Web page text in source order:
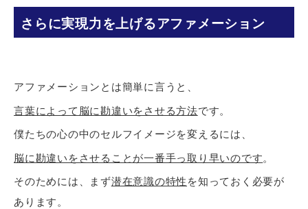
さらに実現力を上げるアファメーション
アファメーションとは簡単に言うと、
言葉によって脳に勘違いをさせる方法です。
僕たちの心の中のセルフイメージを変えるには、
脳に勘違いをさせることが一番手っ取り早いのです。
そのためには、まず潜在意識の特性 を知っておく必要が
あります。